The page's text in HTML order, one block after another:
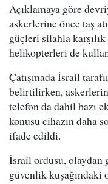
Açıklamaya göre
askerlerine önce taş
güçleri silahla
helikopterleri de
Çatışmada İsrail
belirtilirken,
telefon da dahil bazı
konusu cihazın daha
ifade edildi.
İsrail ordusu, olaydan
güvenlik kuşağındaki